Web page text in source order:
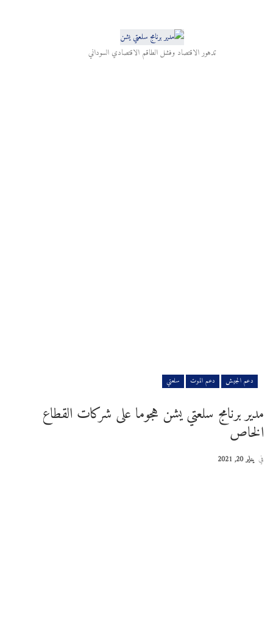
تدهور الاقتصاد وفشل الطاقم الاقتصادي السوداني
دعم الجيش دعم الموت سلعتي
مدير برنامج سلعتي يشن هجوما على شركات القطاع
الخاص
في يناير 20, 2021